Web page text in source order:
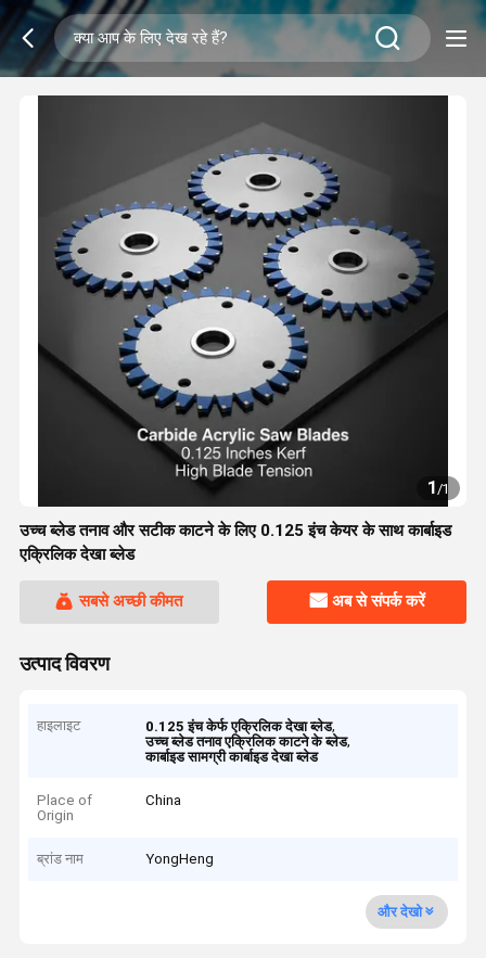
1/1
उच्च ब्लेड तनाव और सटीक काटने के लिए 0.125 इंच केयर के साथ कार्बाइड
एक्रिलिक देखा ब्लेड
सबसे अच्छी कीमत अब से संपर्क करें
उत्पाद विवरण
हाइलाइट 0.125 इंच केर्फ एक्रिलिक देखा ब्लेड,
उच्च ब्लेड तनाव एक्रिलिक काटने के ब्लेड,
कार्बाइड सामग्री कार्बाइड देखा ब्लेड
Place of
Origin
China
ब्रांड नाम YongHeng
और देखो